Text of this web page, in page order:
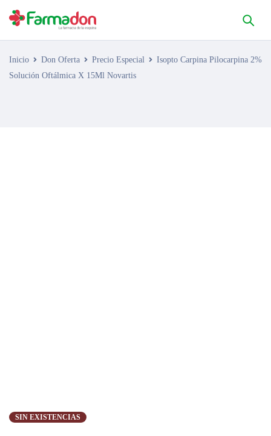
Inicio Don Oferta Precio Especial
Isopto Carpina Pilocarpina 2%
Solución Oftálmica X 15Ml Novartis
SIN EXISTENCIAS